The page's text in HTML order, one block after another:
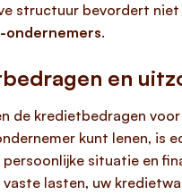
structuur bevordert
ondernemers.
en
de kredietbedragen voor
kunt lenen, is
persoonlijke situatie en
vaste lasten, uw